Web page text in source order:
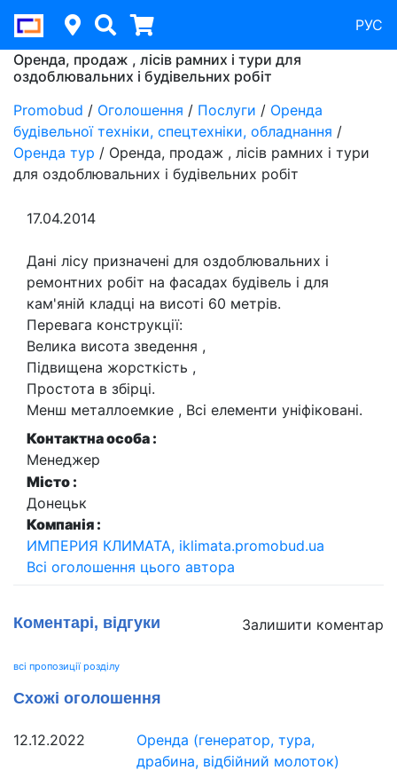
РУС
Оренда, продаж , лісів рамних і тури для
оздоблювальних і будівельних робіт
Promobud / Оголошення / Послуги / Оренда
будівельної техніки, спецтехніки, обладнання /
Оренда тур / Оренда, продаж , лісів рамних і тури
для оздоблювальних і будівельних робіт
17.04.2014
Дані лісу призначені для оздоблювальних і
ремонтних робіт на фасадах будівель і для
кам'яній кладці на висоті 60 метрів.
Перевага конструкції:
Велика висота зведення ,
Підвищена жорсткість ,
Простота в збірці.
Менш металлоемкие , Всі елементи уніфіковані.
Контактна особа :
Менеджер
Місто :
Донецьк
Компанія :
ИМПЕРИЯ КЛИМАТА, iklimata.promobud.ua
Всі оголошення цього автора
Залишити коментар
Коментарі, відгуки
всі пропозиції розділу
Схожі оголошення
12.12.2022
Оренда (генератор, тура,
драбина, відбійний молоток)